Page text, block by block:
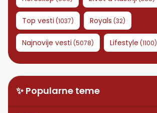
Top vesti (1037) Royals (32)
Najnovije vesti (5078) Lifestyle (1100)
✨ Popularne teme